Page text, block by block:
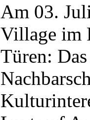
Am 03.
Village im
Türen: